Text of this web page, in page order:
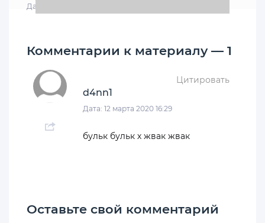
Дата: 24-02-2020, 10:17
Комментарии к материалу — 1
Цитировать
d4nn1
Дата: 12 марта 2020 16:29
бульк бульк х жвак жвак
Оставьте свой комментарий